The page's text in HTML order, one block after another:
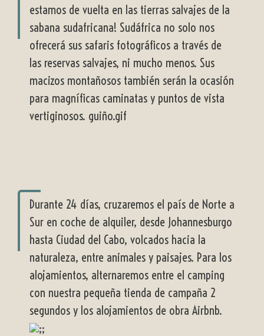
estamos de vuelta en las tierras salvajes de la
sabana sudafricana! Sudáfrica no solo nos
ofrecerá sus safaris fotográficos a través de
las reservas salvajes, ni mucho menos. Sus
macizos montañosos también serán la ocasión
para magníficas caminatas y puntos de vista
vertiginosos. guiño.gif
Durante 24 días, cruzaremos el país de Norte a
Sur en coche de alquiler, desde Johannesburgo
hasta Ciudad del Cabo, volcados hacia la
naturaleza, entre animales y paisajes. Para los
alojamientos, alternaremos entre el camping
con nuestra pequeña tienda de campaña 2
segundos y los alojamientos de obra Airbnb.
;;